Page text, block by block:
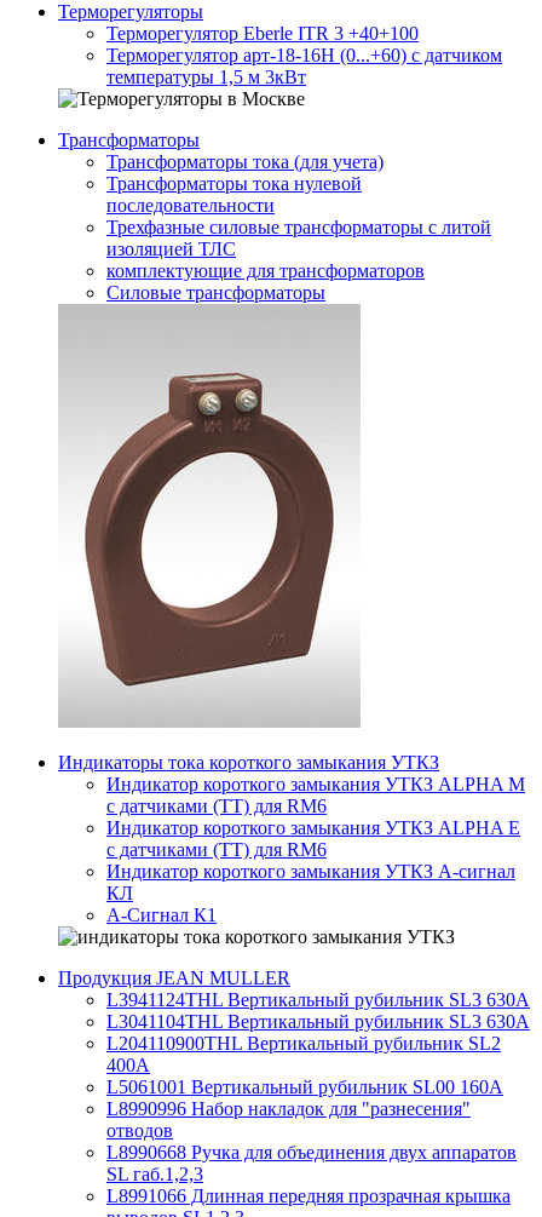
Терморегуляторы
Терморегулятор Eberle ITR 3 +40+100
Терморегулятор арт-18-16H (0...+60) с датчиком
температуры 1,5 м 3кВт
Трансформаторы
Трансформаторы тока (для учета)
Трансформаторы тока нулевой
последовательности
Трехфазные силовые трансформаторы с литой
изоляцией ТЛС
комплектующие для трансформаторов
Силовые трансформаторы
Индикаторы тока короткого замыкания УТКЗ
Индикатор короткого замыкания УТКЗ ALPHA M
с датчиками (ТТ) для RM6
Индикатор короткого замыкания УТКЗ ALPHA E
с датчиками (ТТ) для RM6
Индикатор короткого замыкания УТКЗ А-сигнал
КЛ
А-Сигнал К1
Продукция JEAN MULLER
L3941124THL Вертикальный рубильник SL3 630А
L3041104THL Вертикальный рубильник SL3 630А
L204110900THL Вертикальный рубильник SL2
400А
L5061001 Вертикальный рубильник SL00 160А
L8990996 Набор накладок для "разнесения"
отводов
L8990668 Ручка для объединения двух аппаратов
SL габ.1,2,3
L8991066 Длинная передняя прозрачная крышка